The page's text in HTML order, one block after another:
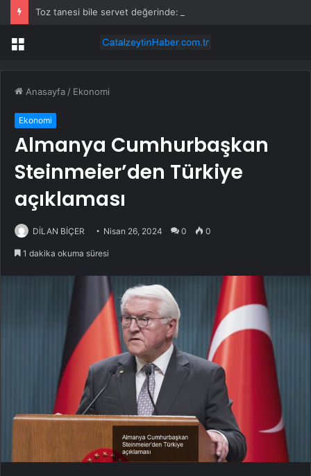
Menü
Anasayfa / Ekonomi
Ekonomi
Almanya Cumhurbaşkan
Steinmeier’den Türkiye
açıklaması
DİLAN BİÇER Nisan 26, 2024 0 0
1 dakika okuma süresi